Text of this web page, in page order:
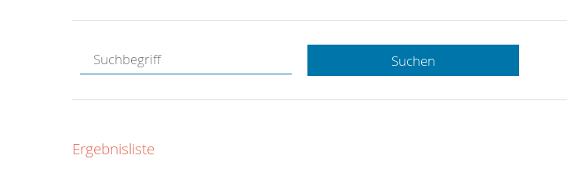
Hotline.
gerne.
Suchen
Ergebnisliste